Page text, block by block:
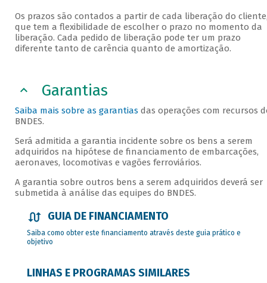
Os prazos são contados a partir de cada liberação do
que tem a flexibilidade de escolher o prazo no momento da
liberação. Cada pedido de liberação pode ter um prazo
diferente tanto de carência quanto de amortização.
Garantias
Saiba mais sobre as garantias das operações com recursos
BNDES.
Será admitida a garantia incidente sobre os bens a serem
adquiridos na hipótese de financiamento de embarcações,
aeronaves, locomotivas e vagões ferroviários.
A garantia sobre outros bens a serem adquiridos deverá ser
submetida à análise das equipes do BNDES.
GUIA DE FINANCIAMENTO
Saiba como obter este financiamento através deste guia prático e
objetivo
LINHAS E PROGRAMAS SIMILARES